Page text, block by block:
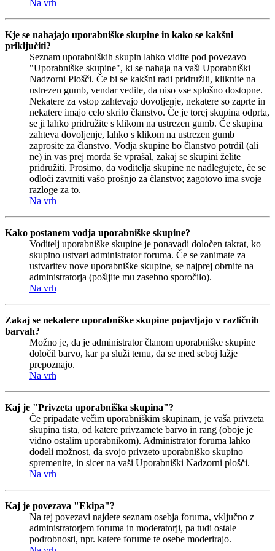
Na vrh
Kje se nahajajo uporabniške skupine in kako se kakšni
priključiti?
Seznam uporabniških skupin lahko vidite pod povezavo
"Uporabniške skupine", ki se nahaja na vaši Uporabniški
Nadzorni Plošči. Če bi se kakšni radi pridružili, kliknite na
ustrezen gumb, vendar vedite, da niso vse splošno dostopne.
Nekatere za vstop zahtevajo dovoljenje, nekatere so zaprte in
nekatere imajo celo skrito članstvo. Če je torej skupina odprta,
se ji lahko pridružite s klikom na ustrezen gumb. Če skupina
zahteva dovoljenje, lahko s klikom na ustrezen gumb
zaprosite za članstvo. Vodja skupine bo članstvo potrdil (ali
ne) in vas prej morda še vprašal, zakaj se skupini želite
pridružiti. Prosimo, da voditelja skupine ne nadlegujete, če se
odloči zavrniti vašo prošnjo za članstvo; zagotovo ima svoje
razloge za to.
Na vrh
Kako postanem vodja uporabniške skupine?
Voditelj uporabniške skupine je ponavadi določen takrat, ko
skupino ustvari administrator foruma. Če se zanimate za
ustvaritev nove uporabniške skupine, se najprej obrnite na
administratorja (pošljite mu zasebno sporočilo).
Na vrh
Zakaj se nekatere uporabniške skupine pojavljajo v različnih
barvah?
Možno je, da je administrator članom uporabniške skupine
določil barvo, kar pa služi temu, da se med seboj lažje
prepoznajo.
Na vrh
Kaj je "Privzeta uporabniška skupina"?
Če pripadate večim uporabniškim skupinam, je vaša privzeta
skupina tista, od katere privzamete barvo in rang (oboje je
vidno ostalim uporabnikom). Administrator foruma lahko
dodeli možnost, da svojo privzeto uporabniško skupino
spremenite, in sicer na vaši Uporabniški Nadzorni plošči.
Na vrh
Kaj je povezava "Ekipa"?
Na tej povezavi najdete seznam osebja foruma, vključno z
administratorjem foruma in moderatorji, pa tudi ostale
podrobnosti, npr. katere forume te osebe moderirajo.